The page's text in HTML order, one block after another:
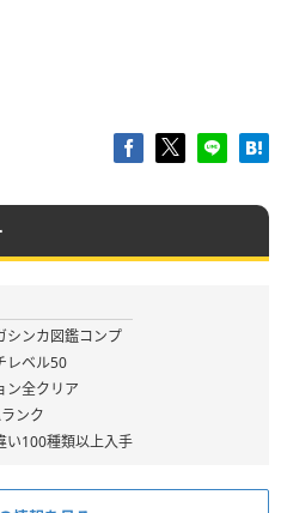
シンカ図鑑コンプ
レベル50
ン全クリア
ンク
い100種類以上入手